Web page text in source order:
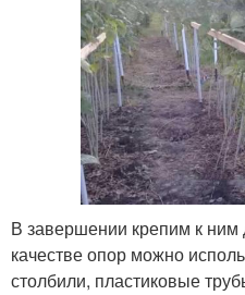
В завершении крепим к
качестве опор можно
столбили, пластиковые